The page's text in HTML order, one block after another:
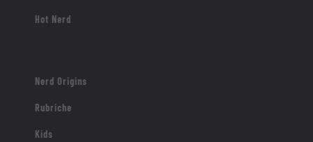
Hot Nerd
Nerd Origins
Rubriche
Kids